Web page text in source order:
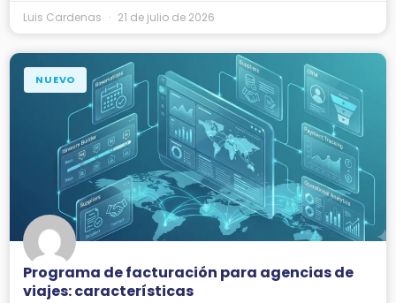
Luis Cardenas 21 de julio de 2026
NUEVO
Programa de facturación para agencias de
viajes: características